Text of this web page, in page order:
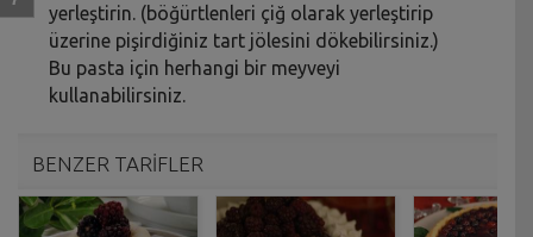
yerleştirin. (böğürtlenleri çiğ olarak yerleştirip
üzerine pişirdiğiniz tart jölesini dökebilirsiniz.)
Bu pasta için herhangi bir meyveyi
kullanabilirsiniz.
BENZER TARİFLER